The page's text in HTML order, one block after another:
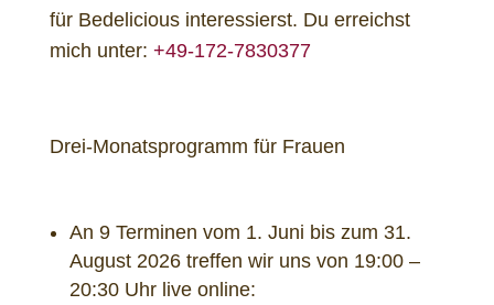
für Bedelicious interessierst. Du erreichst
mich unter: +49-172-7830377
Drei-Monatsprogramm für Frauen
An 9 Terminen vom 1. Juni bis zum 31.
August 2026 treffen wir uns von 19:00 –
20:30 Uhr live online: